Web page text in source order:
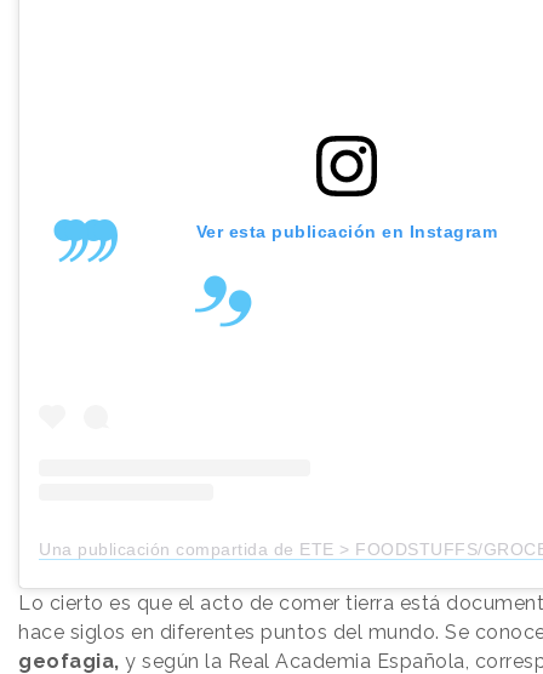
Ver esta publicación en Instagram
Una publicación compartida de ETE > FOODSTUFFS/GROCERIES/EDIBLE CLAY/PEPPER STORE IN
Lo cierto es que el acto de comer tierra está
hace siglos en diferentes puntos del mundo. Se
geofagia, y según la Real Academia Española,